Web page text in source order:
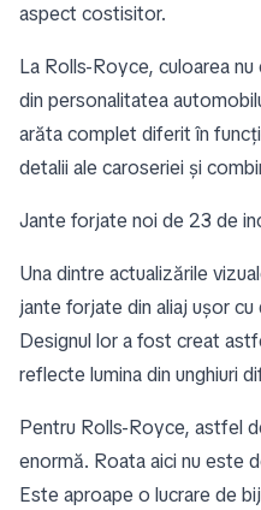
aspect costisitor.
La Rolls-Royce, culoarea
din personalitatea
arăta complet diferit în
detalii ale caroseriei și
Jante forjate noi de 23 de
Una dintre actualizările
jante forjate din aliaj ușor
Designul lor a fost creat
reflecte lumina din unghiuri
Pentru Rolls-Royce, astfel
enormă. Roata aici nu este
Este aproape o lucrare de